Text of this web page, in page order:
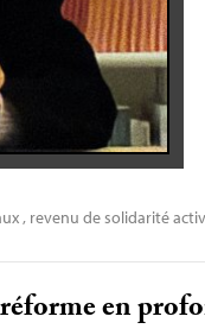
, revenu de solidarité
en